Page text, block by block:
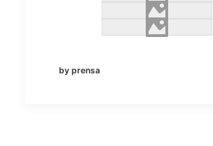
by prensa